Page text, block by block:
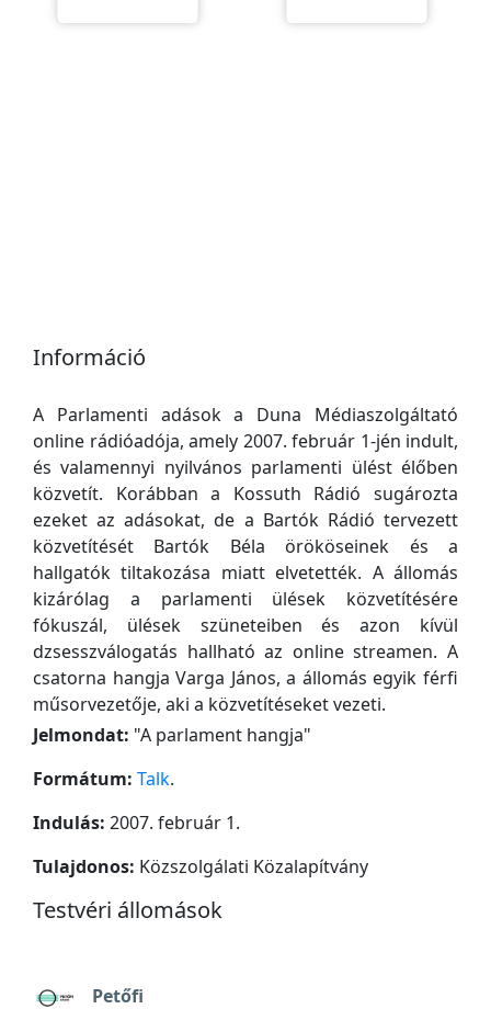
Információ
A Parlamenti adások a Duna Médiaszolgáltató
online rádióadója, amely 2007. február 1-jén indult,
és valamennyi nyilvános parlamenti ülést élőben
közvetít. Korábban a Kossuth Rádió sugározta
ezeket az adásokat, de a Bartók Rádió tervezett
közvetítését Bartók Béla örököseinek és a
hallgatók tiltakozása miatt elvetették. A állomás
kizárólag a parlamenti ülések közvetítésére
fókuszál, ülések szüneteiben és azon kívül
dzsesszválogatás hallható az online streamen. A
csatorna hangja Varga János, a állomás egyik férfi
műsorvezetője, aki a közvetítéseket vezeti.
Jelmondat: "A parlament hangja"
Formátum: Talk.
Indulás: 2007. február 1.
Tulajdonos: Közszolgálati Közalapítvány
Testvéri állomások
Petőfi